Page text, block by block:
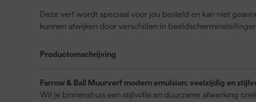
Deze verf wordt speciaal voor jou besteld en kan niet
kunnen afwijken door verschillen in
Productomschrijving
Farrow & Ball Muurverf modern emulsion: veelzijdig en
Wil je binnenshuis een stijlvolle en duurzame afwerking